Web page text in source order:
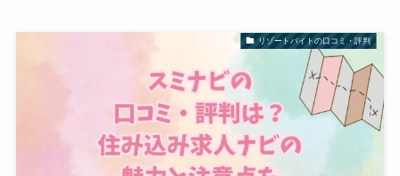
リゾートバイトの口コミ・評判